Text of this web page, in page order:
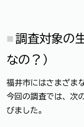
調査対象の
なの？）
福井市にはさまざま
今回の調査では、次
びました。